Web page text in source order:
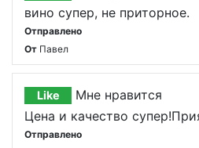
вино супер, не приторное.
Отправлено
От Павел
Like
Мне нравится
Цена и качество
Отправлено